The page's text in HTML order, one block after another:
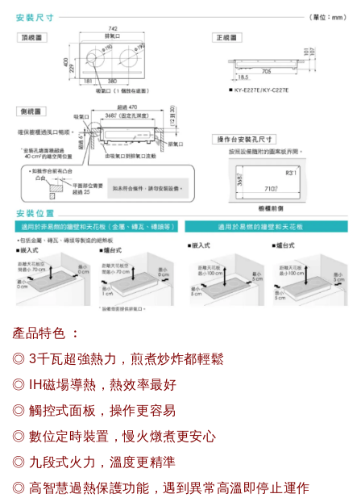
產品特色 ︰
◎ 3千瓦超強熱力，煎煮炒炸都輕鬆
◎ IH磁場導熱，熱效率最好
◎ 觸控式面板，操作更容易
◎ 數位定時裝置，慢火燉煮更安心
◎ 九段式火力，溫度更精準
◎ 高智慧過熱保護功能，遇到異常高溫即停止運作